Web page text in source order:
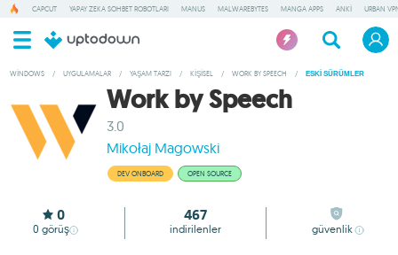
CAPCUT YAPAY ZEKA SOHBET ROBOTLARI MANUS MALWAREBYTES MANGA APPS ANKI URBAN
WINDOWS / UYGULAMALAR / YAŞAM TARZI / KIŞISEL / WORK BY SPEECH / ESKI SÜRÜMLER
Work by Speech
3.0
Mikołaj Magowski
DEV ONBOARD OPEN SOURCE
0
0 görüş
467
indirilenler güvenlik